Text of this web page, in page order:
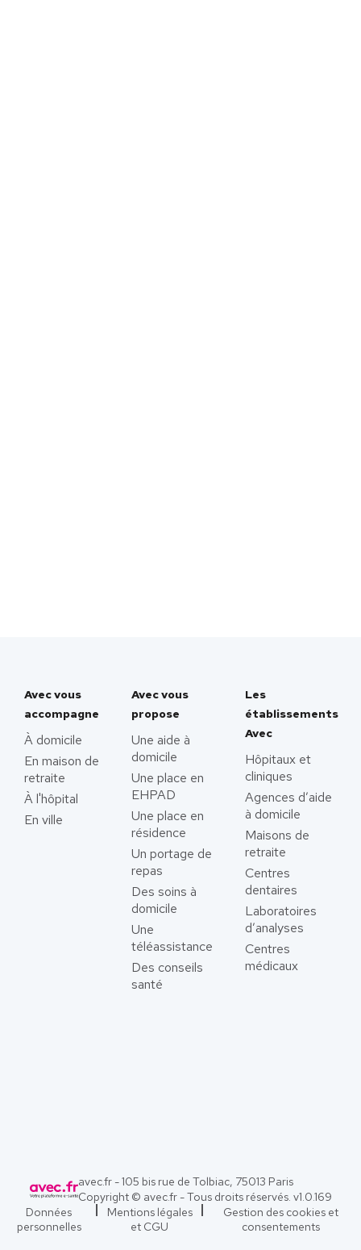
Avec vous
accompagne
À domicile
En maison de
retraite
À l'hôpital
En ville
Avec vous
propose
Une aide à
domicile
Une place en
EHPAD
Une place en
résidence
Un portage de
repas
Des soins à
domicile
Une
téléassistance
Des conseils
santé
Les
établissements
Avec
Hôpitaux et
cliniques
Agences d’aide
à domicile
Maisons de
retraite
Centres
dentaires
Laboratoires
d’analyses
Centres
médicaux
avec.fr - 105 bis rue de Tolbiac, 75013 Paris
Copyright © avec.fr - Tous droits réservés. v1.0.169
Données
personnelles
Mentions légales
et CGU
Gestion des cookies et
consentements